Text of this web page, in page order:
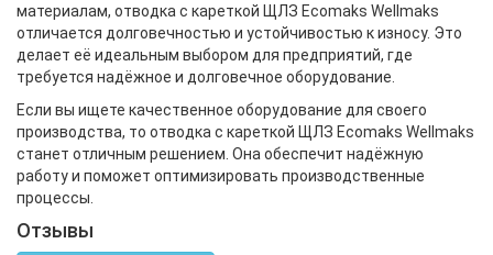
материалам, отводка с кареткой ЩЛЗ Ecomaks Wellmaks
отличается долговечностью и устойчивостью к износу. Это
делает её идеальным выбором для предприятий, где
требуется надёжное и долговечное оборудование.
Если вы ищете качественное оборудование для своего
производства, то отводка с кареткой ЩЛЗ Ecomaks Wellmaks
станет отличным решением. Она обеспечит надёжную
работу и поможет оптимизировать производственные
процессы.
Отзывы